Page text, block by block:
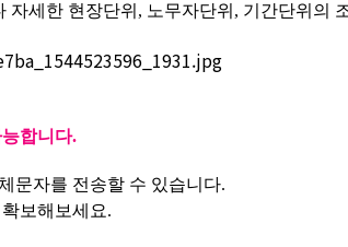
자세한 현장단위, 노무자단위, 기간단위의
합니다.
문자를 전송할 수 있습니다.
보해보세요.